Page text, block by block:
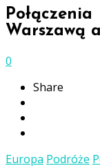
Warszawą
0
Share
Europa Podróże